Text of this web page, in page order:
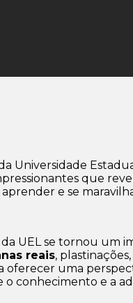
Universidade
que
e se
da UEL se tornou
reais,
uma
conhecimento e a